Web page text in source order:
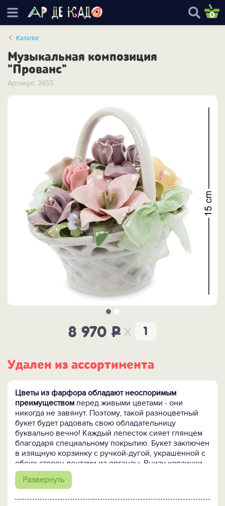
0
Каталог
Музыкальная композиция
"Прованс"
Артикул: 2655
8 970 P x
Удален из ассортимента
Цветы из фарфора обладают неоспоримым
преимуществом перед живыми цветами - они
никогда не завянут. Поэтому, такой разноцветный
букет будет радовать свою обладательницу
буквально вечно! Каждый лепесток сияет глянцем
благодаря специальному покрытию. Букет заключен
в изящную корзинку с ручкой-дугой, украшенной с
обеих сторон лентами из органзы. Внизу корзинки
вы найдете заводной механизм, с помощью
которого будет запущена мелодия.
Развернуть